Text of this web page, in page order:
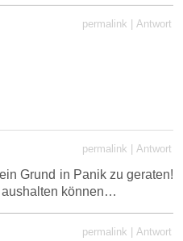
permalink
Antwort
permalink Antwort
Grund in Panik zu geraten!
aushalten können…
permalink
Antwort